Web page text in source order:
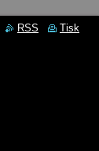
RSS Tisk